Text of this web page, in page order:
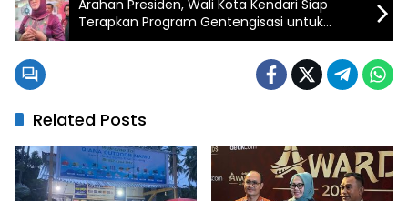
Arahan Presiden, Wali Kota Kendari Siap
Terapkan Program Gentengisasi untuk
Bangunan Baru
Related Posts